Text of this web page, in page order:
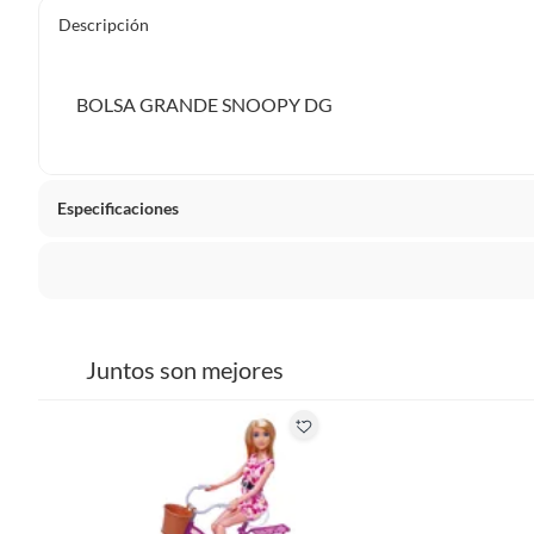
Descripción
BOLSA GRANDE SNOOPY DG
Especificaciones
pueden devolver ni cambiar. Conoce cuáles son:
Productos vendidos porFalabella, Tottus y otros
48 horas: cemento, mezclas de hormigón, morteros, yeso y
7 días: colchones y productos de combustión.
Juntos son mejores